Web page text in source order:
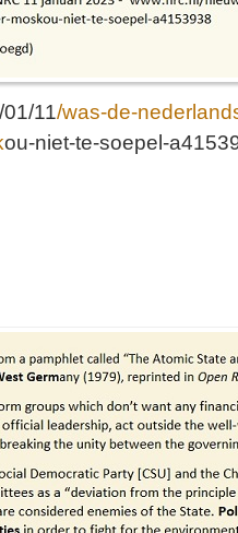
11/was-de-
ou-niet-te-soepel-